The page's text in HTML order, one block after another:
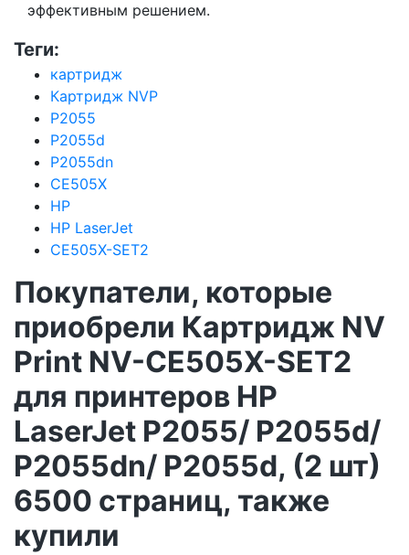
эффективным решением.
Теги:
картридж
Картридж NVP
P2055
P2055d
P2055dn
CE505X
HP
HP LaserJet
CE505X-SET2
Покупатели, которые
приобрели Картридж NV
Print NV-CE505X-SET2
для принтеров HP
LaserJet P2055/ P2055d/
P2055dn/ P2055d, (2 шт)
6500 страниц, также
купили